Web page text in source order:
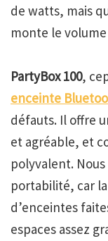
de watts, mais
monte le volume
PartyBox 100,
enceinte
défauts. Il offre
et agréable, et
polyvalent.
portabilité, car
d’enceintes
espaces assez